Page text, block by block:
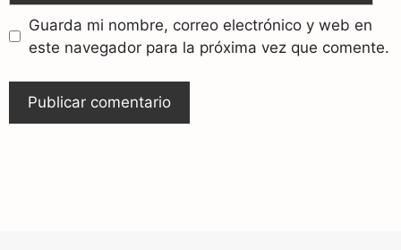
Guarda mi nombre, correo electrónico y web en
este navegador para la próxima vez que comente.